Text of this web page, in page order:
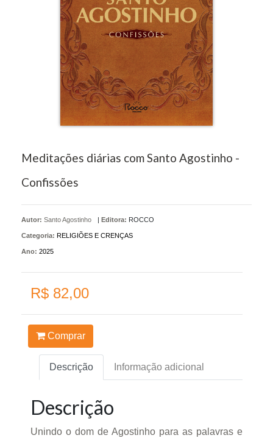
Meditações diárias com Santo Agostinho -
Confissões
Autor: Santo Agostinho | Editora: ROCCO
Categoria: RELIGIÕES E CRENÇAS
Ano: 2025
R$ 82,00
Comprar
Descrição Informação adicional
Descrição
Unindo o dom de Agostinho para as palavras e